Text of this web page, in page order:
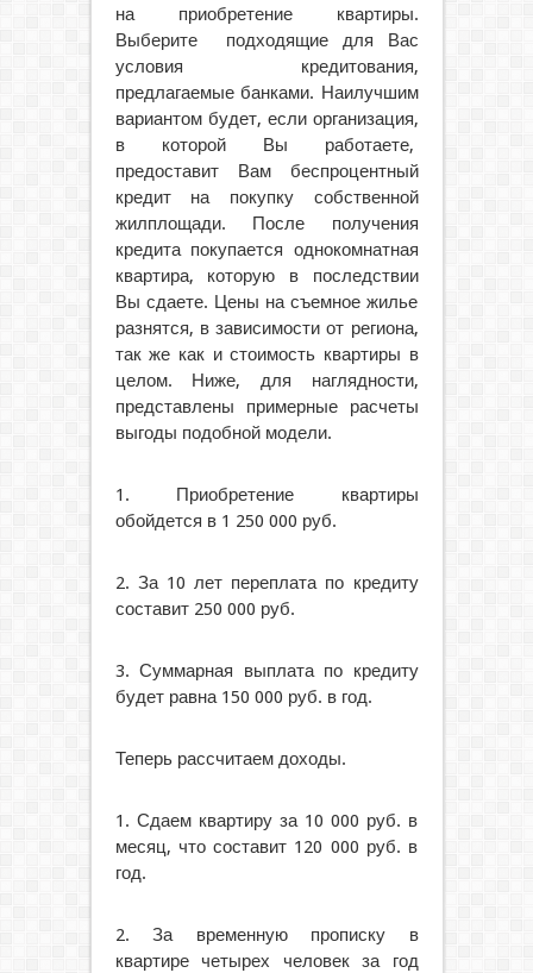
на приобретение квартиры.
Выберите подходящие для Вас
условия кредитования,
предлагаемые банками. Наилучшим
вариантом будет, если организация,
в которой Вы работаете,
предоставит Вам беспроцентный
кредит на покупку собственной
жилплощади. После получения
кредита покупается однокомнатная
квартира, которую в последствии
Вы сдаете. Цены на съемное жилье
разнятся, в зависимости от региона,
так же как и стоимость квартиры в
целом. Ниже, для наглядности,
представлены примерные расчеты
выгоды подобной модели.
1. Приобретение квартиры
обойдется в 1 250 000 руб.
2. За 10 лет переплата по кредиту
составит 250 000 руб.
3. Суммарная выплата по кредиту
будет равна 150 000 руб. в год.
Теперь рассчитаем доходы.
1. Сдаем квартиру за 10 000 руб. в
месяц, что составит 120 000 руб. в
год.
2. За временную прописку в
квартире четырех человек за год